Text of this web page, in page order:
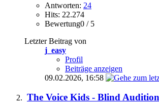
Antworten: 24
Hits: 22.274
Bewertung0 / 5
Letzter Beitrag von
j_easy
Profil
Beiträge anzeigen
09.02.2026, 16:58
The Voice Kids - Blind